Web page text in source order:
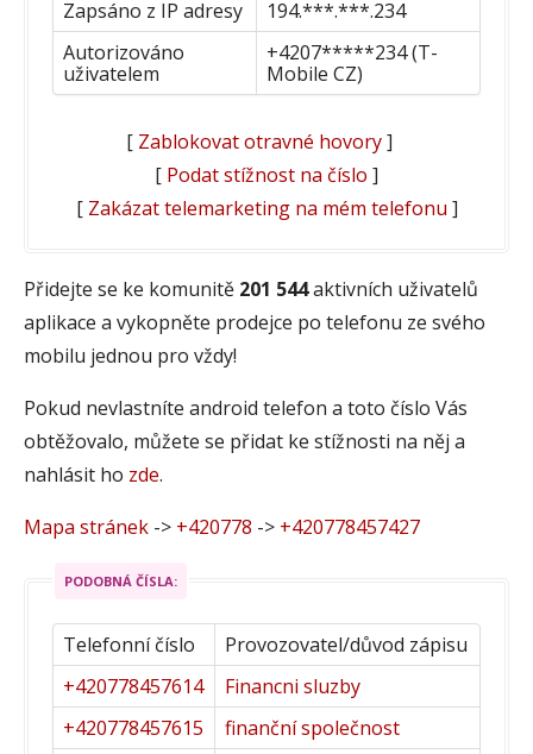
Zapsáno z IP adresy
194.***.***.234
Autorizováno
uživatelem
+4207*****234 (T-
Mobile CZ)
[ Zablokovat otravné hovory]
[ Podat stížnost na číslo ]
[ Zakázat telemarketing na mém telefonu ]
Přidejte se ke komunitě 201 544aktivních uživatelů
aplikace a vykopněte prodejce po telefonu ze svého
mobilu jednou pro vždy!
Pokud nevlastníte android telefon a toto číslo Vás
obtěžovalo, můžete se přidat ke stížnosti na něj a
nahlásit ho zde.
Mapa stránek -> +420778 -> +420778457427
PODOBNÁ ČÍSLA:
Telefonní číslo
Provozovatel/důvod zápisu
+420778457614
Financni sluzby
+420778457615
finanční společnost